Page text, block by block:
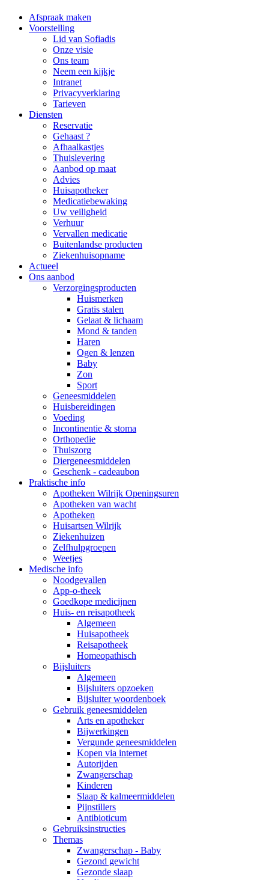
Afspraak maken
Voorstelling
Lid van Sofiadis
Onze visie
Ons team
Neem een kijkje
Intranet
Privacyverklaring
Tarieven
Diensten
Reservatie
Gehaast ?
Afhaalkastjes
Thuislevering
Aanbod op maat
Advies
Huisapotheker
Medicatiebewaking
Uw veiligheid
Verhuur
Vervallen medicatie
Buitenlandse producten
Ziekenhuisopname
Actueel
Ons aanbod
Verzorgingsproducten
Huismerken
Gratis stalen
Gelaat & lichaam
Mond & tanden
Haren
Ogen & lenzen
Baby
Zon
Sport
Geneesmiddelen
Huisbereidingen
Voeding
Incontinentie & stoma
Orthopedie
Thuiszorg
Diergeneesmiddelen
Geschenk - cadeaubon
Praktische info
Apotheken Wilrijk Openingsuren
Apotheken van wacht
Apotheken
Huisartsen Wilrijk
Ziekenhuizen
Zelfhulpgroepen
Weetjes
Medische info
Noodgevallen
App-o-theek
Goedkope medicijnen
Huis- en reisapotheek
Algemeen
Huisapotheek
Reisapotheek
Homeopathisch
Bijsluiters
Algemeen
Bijsluiters opzoeken
Bijsluiter woordenboek
Gebruik geneesmiddelen
Arts en apotheker
Bijwerkingen
Vergunde geneesmiddelen
Kopen via internet
Autorijden
Zwangerschap
Kinderen
Slaap & kalmeermiddelen
Pijnstillers
Antibioticum
Gebruiksinstructies
Themas
Zwangerschap - Baby
Gezond gewicht
Gezonde slaap